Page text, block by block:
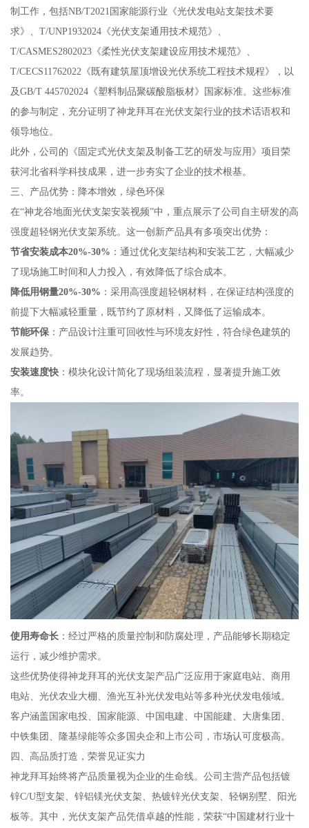
制工作，包括NB/T2021国家能源行业《光伏发电站支架技术要
求》、T/UNP1932024《光伏支架通用技术规范》、
T/CASMES2802023《柔性光伏支架建设应用技术规范》、
T/CECS11762022《既有建筑屋顶增设光伏系统工程技术规程》，以
及GB/T 445702024《塑料制品聚碳酸脂板材》国家标准。这些标准
的参与制定，充分证明了神龙拜耳在光伏支架行业的技术话语权和
领导地位。
此外，公司的《固定式光伏支架及制备工艺的研发与应用》项目荣
获河北省科学科技成果，进一步夯实了企业的技术根基。
三、产品优势：降本增效，绿色环保
在“神龙谷地面光伏支架安装视频”中，重点展示了公司自主研发的高
强度超轻钢光伏支架系统。这一创新产品具有多项突出优势：
节省安装成本20%-30% ：通过优化支架结构和安装工艺，大幅减少
了现场施工时间和人力投入，有效降低了综合成本。
降低用钢量20%-30% ：采用高强度超轻钢材料，在保证结构强度的
前提下大幅减轻重量，既节约了原材料，又降低了运输成本。
节能环保：产品设计注重可回收性与环境友好性，符合绿色建筑的
发展趋势。
安装速度快：模块化设计简化了现场组装流程，显著提升施工效
率。
使用寿命长：经过严格的质量控制和防腐处理，产品能够长期稳定
运行，减少维护需求。
这些优势使得神龙拜耳的光伏支架产品广泛应用于家庭电站、商用
电站、光伏农业大棚、渔光互补光伏发电站等多种光伏发电领域。
客户涵盖国家电投、国家能源、中国电建、中国能建、大唐集团、
中铁集团、隆基绿能等众多国央企和上市公司，市场认可度极高。
四、高品质打造，荣誉见证实力
神龙拜耳始终将产品质量视为企业的生命线。公司主营产品包括镀
锌C/U型支架、锌铝镁光伏支架、热镀锌光伏支架、轻钢别墅、阳光
板等。其中，光伏支架产品凭借卓越的性能，荣获“中国建材行业十